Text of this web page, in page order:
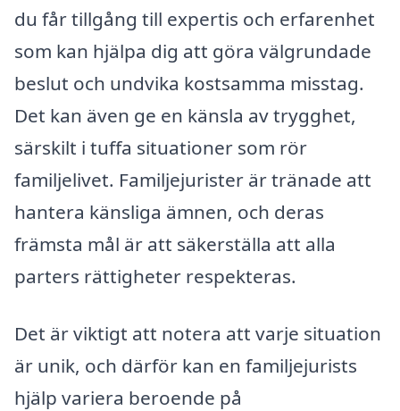
du får tillgång till expertis och erfarenhet
som kan hjälpa dig att göra välgrundade
beslut och undvika kostsamma misstag.
Det kan även ge en känsla av trygghet,
särskilt i tuffa situationer som rör
familjelivet. Familjejurister är tränade att
hantera känsliga ämnen, och deras
främsta mål är att säkerställa att alla
parters rättigheter respekteras.
Det är viktigt att notera att varje situation
är unik, och därför kan en familjejurists
hjälp variera beroende på